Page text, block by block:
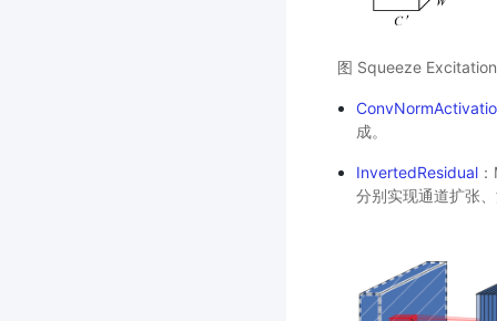
图 Squeeze
成。
InvertedResidual：
分别实现通道扩张